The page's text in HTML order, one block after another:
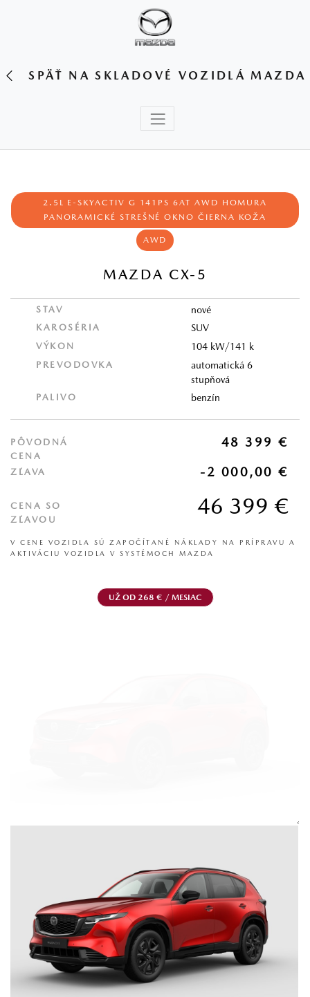
SPÄŤ NA SKLADOVÉ VOZIDLÁ MAZDA
2.5L E-SKYACTIV G 141PS 6AT AWD HOMURA
PANORAMICKÉ STREŠNÉ OKNO ČIERNA KOŽA
AWD
MAZDA CX-5
STAV nové
KAROSÉRIA SUV
VÝKON 104 kW/141 k
PREVODOVKA
automatická 6
stupňová
PALIVO benzín
PÔVODNÁ
CENA
48 399 €
ZĽAVA -2 000,00 €
CENA SO
ZĽAVOU
46 399 €
V CENE VOZIDLA SÚ ZAPOČÍTANÉ NÁKLADY NA PRÍPRAVU A
AKTIVÁCIU VOZIDLA V SYSTÉMOCH MAZDA
UŽ OD 268 € / MESIAC